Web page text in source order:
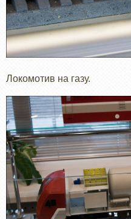
Локомотив на газу.